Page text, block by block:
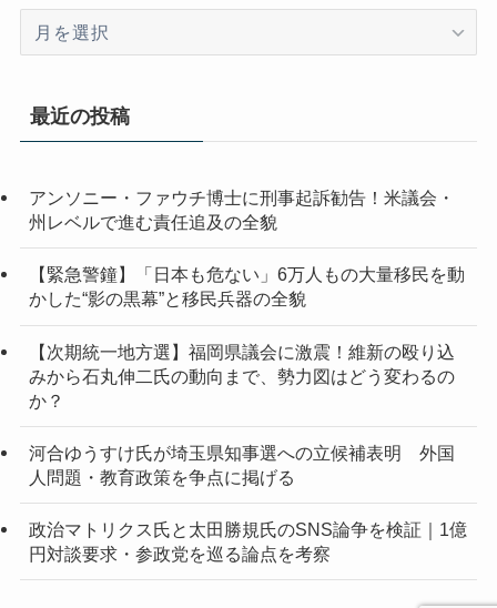
イ
最近の投稿
アンソニー・ファウチ博士に刑事起訴勧告！米議会・
州レベルで進む責任追及の全貌
【緊急警鐘】「日本も危ない」6万人もの大量移民を動
かした“影の黒幕”と移民兵器の全貌
【次期統一地方選】福岡県議会に激震！維新の殴り込
みから石丸伸二氏の動向まで、勢力図はどう変わるの
か？
河合ゆうすけ氏が埼玉県知事選への立候補表明 外国
人問題・教育政策を争点に掲げる
政治マトリクス氏と太田勝規氏のSNS論争を検証｜1億
円対談要求・参政党を巡る論点を考察